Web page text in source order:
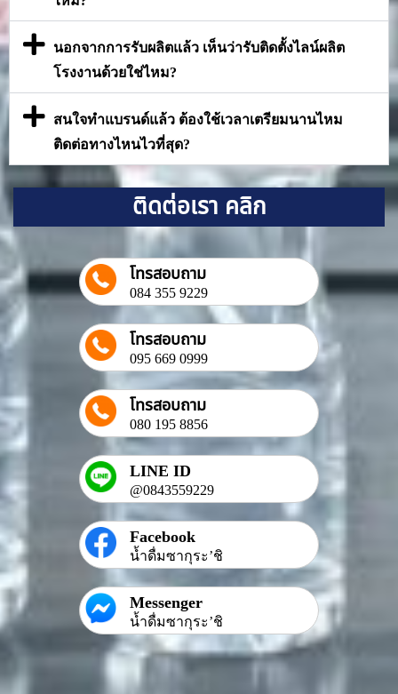
นอกจากการรับผลิตแล้ว เห็นว่ารับติดตั้งไลน์ผลิต
โรงงานด้วยใช่ไหม?
สนใจทำแบรนด์แล้ว ต้องใช้เวลาเตรียมนานไหม
ติดต่อทางไหนไวที่สุด?
ติดต่อเรา คลิก
โทรสอบถาม
084 355 9229
โทรสอบถาม
095 669 0999
โทรสอบถาม
080 195 8856
LINE ID
@0843559229
Facebook
น้ำดื่มซากุระ’ชิ
Messenger
น้ำดื่มซากุระ’ชิ